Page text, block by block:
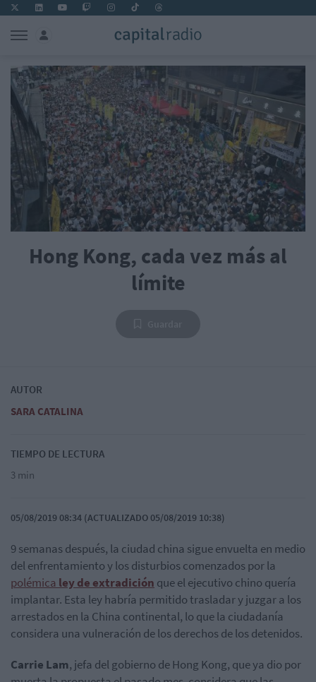
Hong Kong, cada vez más al
límite
AUTOR
SARA CATALINA
TIEMPO DE LECTURA
3 min
05/08/2019 08:34 (ACTUALIZADO 05/08/2019 10:38)
9 semanas después, la ciudad china sigue envuelta en medio
del enfrentamiento y los disturbios comenzados por la
polémica ley de extradición que el ejecutivo chino quería
implantar. Esta ley habría permitido trasladar y juzgar a los
arrestados en la China continental, lo que la ciudadanía
considera una vulneración de los derechos de los detenidos.
Carrie Lam, jefa del gobierno de Hong Kong, que ya dio por